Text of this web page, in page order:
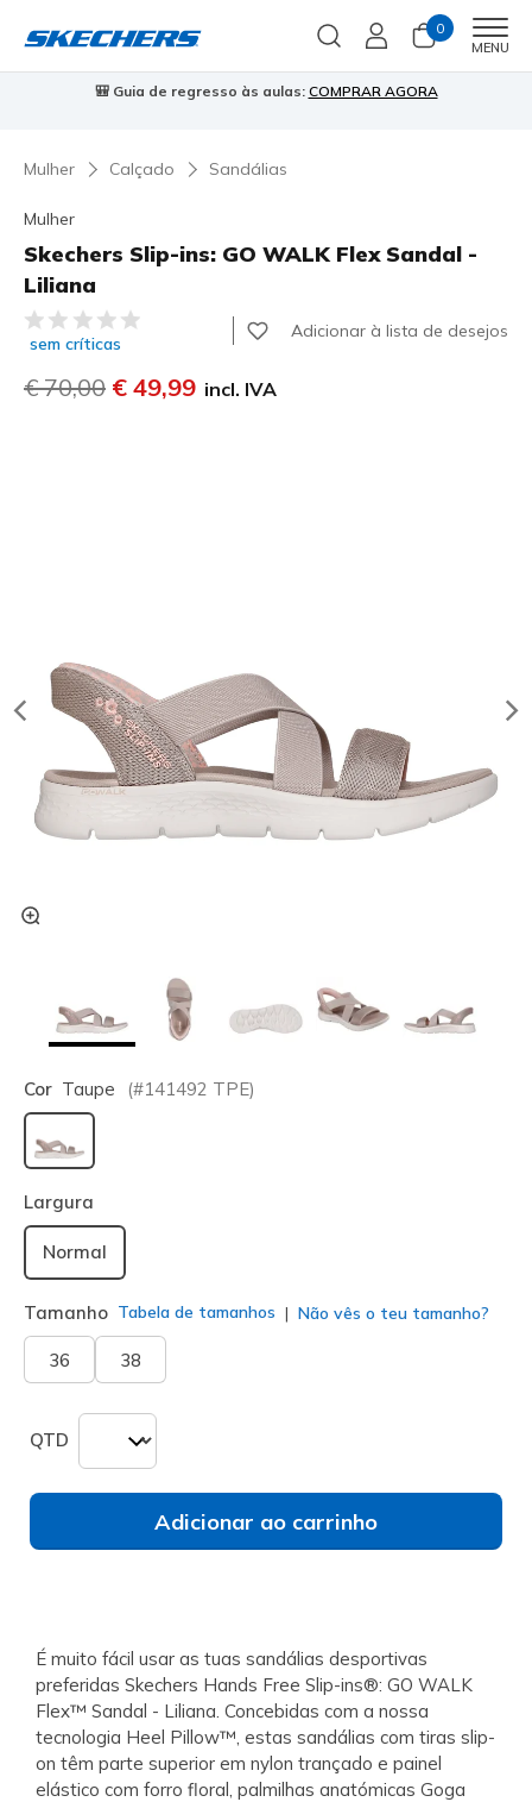
0
MENU
🎒 Guia de regresso às aulas: COMPRAR AGORA
Mulher Calçado Sandálias
Mulher
Skechers Slip-ins: GO WALK Flex Sandal -
Liliana
4$8 de 5 – Classificação do cliente
sem críticas
Adicionar à lista de desejos
Preço com desconto de
€ 70,00 para
€ 49,99 incl. IVA
Cor Taupe (#141492 TPE)
selecionado
Largura
Normal
Tamanho Tabela de tamanhos Não vês o teu tamanho?
36 38
QTD
Adicionar ao carrinho
É muito fácil usar as tuas sandálias desportivas
preferidas Skechers Hands Free Slip-ins®: GO WALK
Flex™ Sandal - Liliana. Concebidas com a nossa
tecnologia Heel Pillow™, estas sandálias com tiras slip-
on têm parte superior em nylon trançado e painel
elástico com forro floral, palmilhas anatómicas Goga